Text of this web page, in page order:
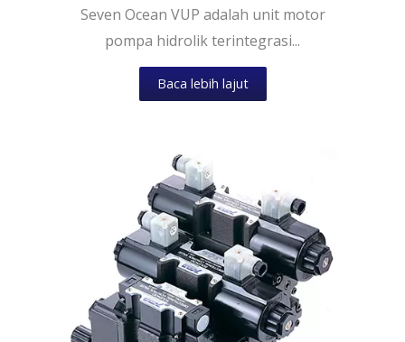
Seven Ocean VUP adalah unit motor
pompa hidrolik terintegrasi...
Baca lebih lajut